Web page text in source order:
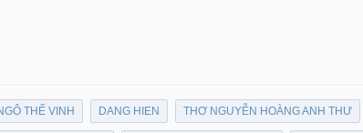
THẾ VINH DANG HIEN THƠ NGUYỄN HOÀNG ANH THƯ